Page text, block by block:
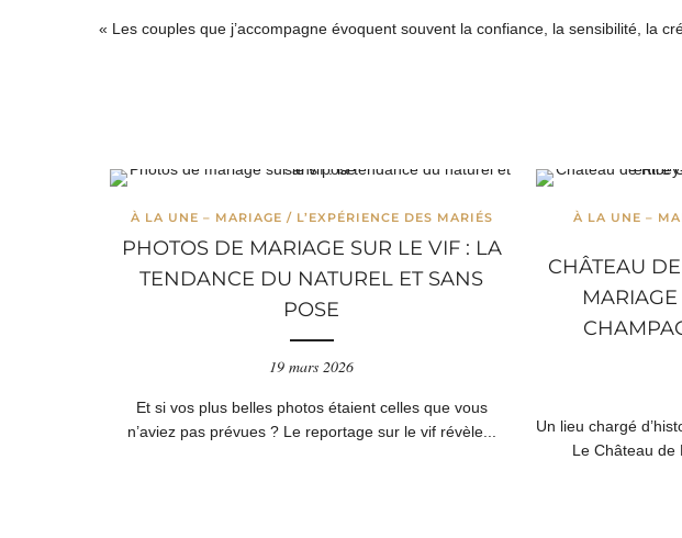
« Les couples que j’accompagne évoquent souvent la confiance, la sensibilité, la
À LA UNE – MARIAGE / L’EXPÉRIENCE DES MARIÉS
PHOTOS DE MARIAGE SUR LE VIF : LA
TENDANCE DU NATUREL ET SANS
POSE
19 mars 2026
Et si vos plus belles photos étaient celles que vous
n’aviez pas prévues ? Le reportage sur le vif révèle...
À LA UNE –
CHÂTEAU
MARIAGE
Un lieu chargé
Le Château de